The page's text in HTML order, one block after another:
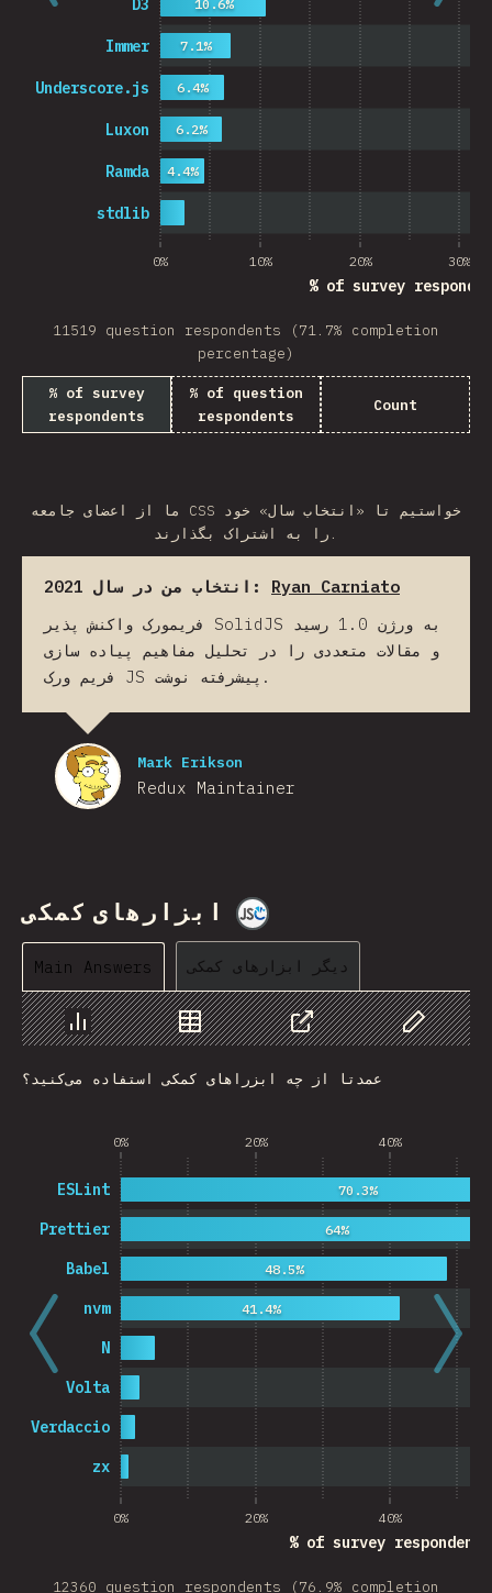
0% 10% 20% 30%
% of survey
stdlib
Ramda
Luxon
Underscore.js
Immer
D3
4.4%
6.2%
6.4%
7.1%
10.6%
11519 question respondents (71.7% completion
percentage)
% of survey
respondents
% of question
respondents
Count
ما از اعضای جامعه CSS خواستیم تا «انتخاب سال» خود
را به اشتراک بگذارند.
انتخاب من در سال 2021: Ryan Carniato
فریمورک واکنش پذیر SolidJS به ورژن 1.0 رسید
و مقالات متعددی را در تحلیل مفاهیم پیاده سازی
فریم ورک JS پیشرفته نوشت.
Mark Erikson
Redux Maintainer
ابزارهای کمکی
Main Answers دیگر ابزارهای کمکی
Chart Data Share
Customize
عمدتا از چه ابزراهای کمکی استفاده می‌کنید؟
0% 20% 40%
0% 20% 40%
% of survey respondents
zx
Verdaccio
Volta
N
nvm
Babel
Prettier
ESLint
41.4%
48.5%
64%
70.3%
12360 question respondents (76.9% completion